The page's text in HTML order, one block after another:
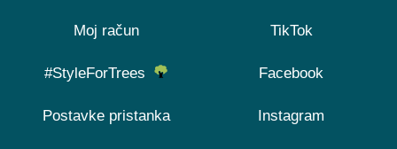
Moj račun
#StyleForTrees
Postavke pristanka
TikTok
Facebook
Instagram